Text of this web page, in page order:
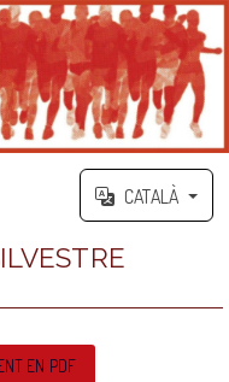
CATALÀ
EN PDF